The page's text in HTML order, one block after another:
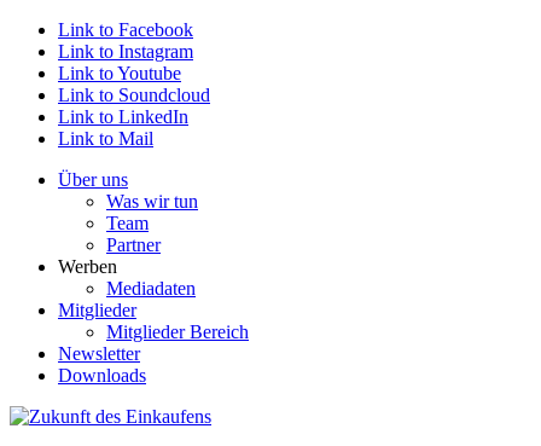
Link to Facebook
Link to Instagram
Link to Youtube
Link to Soundcloud
Link to LinkedIn
Link to Mail
Über uns
Was wir tun
Team
Partner
Werben
Mediadaten
Mitglieder
Mitglieder Bereich
Newsletter
Downloads